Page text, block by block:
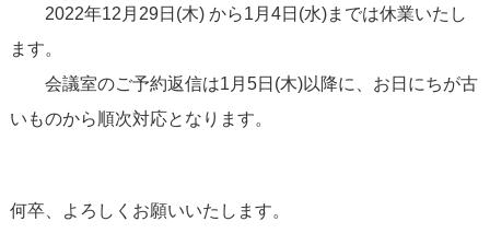
2022年12月29日(木) から1月4日(水)までは休業いたし
ます。
会議室のご予約返信は1月5日(木)以降に、お日にちが古
いものから順次対応となります。
何卒、よろしくお願いいたします。